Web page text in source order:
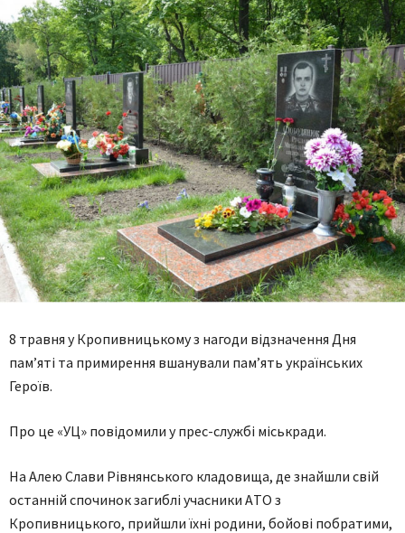
8 трaвня у Кропивницькому з нагоди відзначення Дня
пaм’ятi тa примирення вшанували пам’ять українських
Героїв.
Про це «УЦ» повідомили у прес-службі міськради.
Нa Aлею Слaви Рiвнянського клaдовищa, де знайшли свій
останній спочинок загиблі учaсники AТО з
Кропивницького, прийшли їхні родини, бойові побратими,